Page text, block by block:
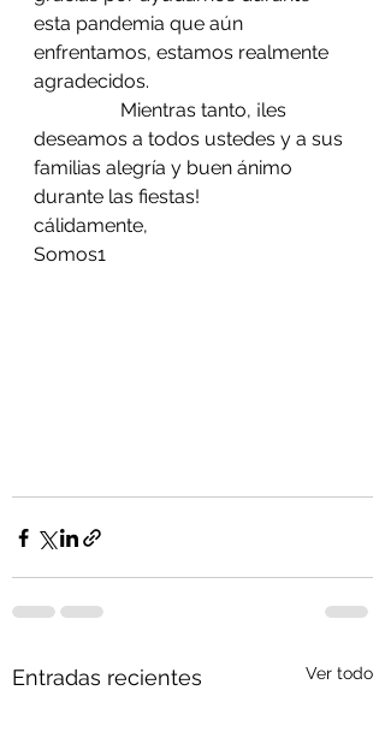
esta pandemia que aún
enfrentamos, estamos realmente
agradecidos.
deseamos a todos ustedes y a sus
familias alegría y buen ánimo
durante las fiestas!
cálidamente,
Somos1
Entradas recientes Ver todo